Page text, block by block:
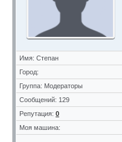
Имя: Степан
Город:
Группа: Модераторы
Сообщений: 129
Репутация: 0
Моя машина: